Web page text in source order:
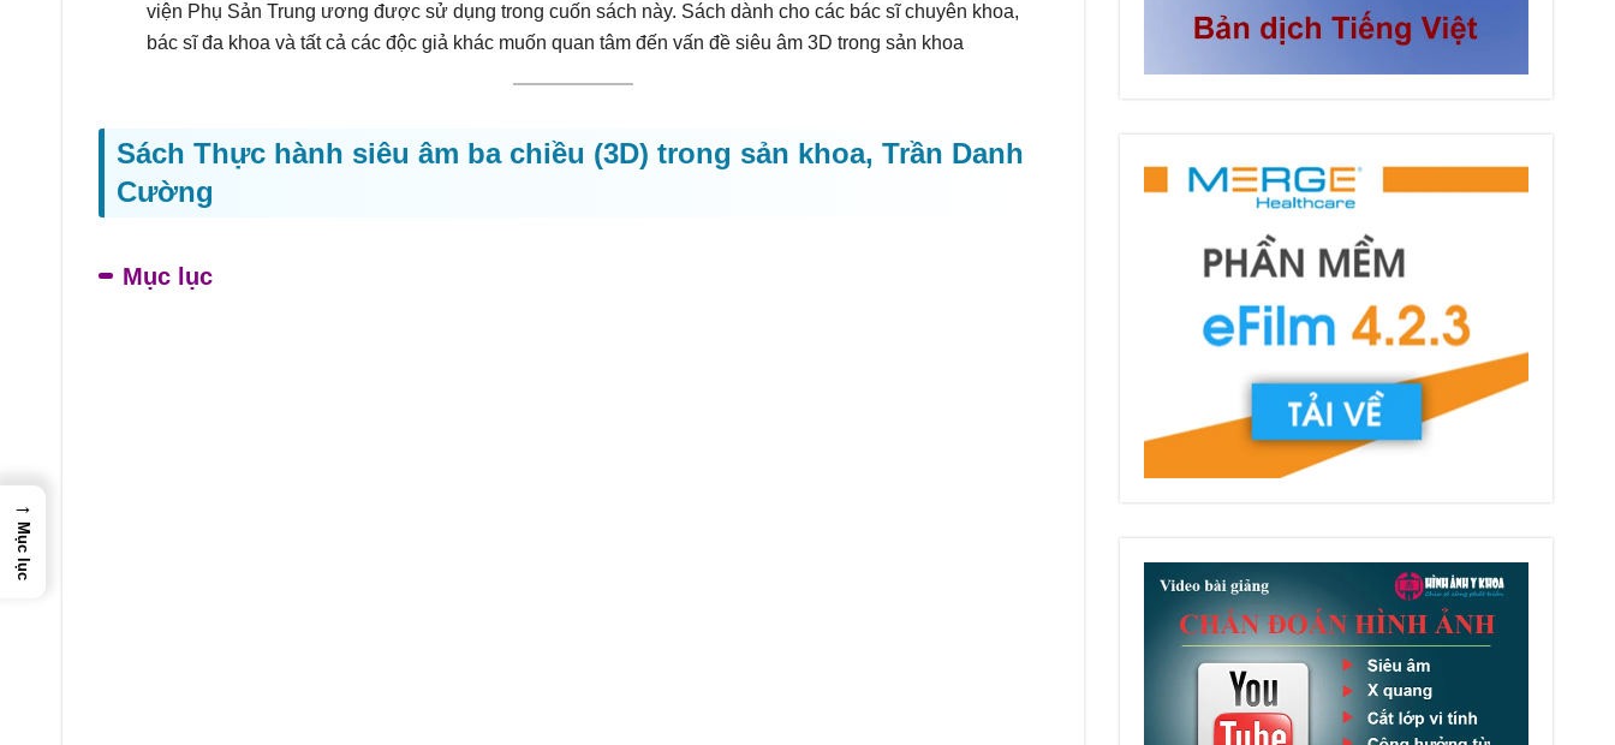
viện Phụ Sản Trung ương được sử dụng trong cuốn sách này. Sách dành cho các bác sĩ chuyên khoa,
bác sĩ đa khoa và tất cả các độc giả khác muốn quan tâm đến vấn đề siêu âm 3D trong sản khoa
Sách Thực hành siêu âm ba chiều (3D) trong sản khoa, Trần Danh
Cường
Mục lục
→
Mục lục